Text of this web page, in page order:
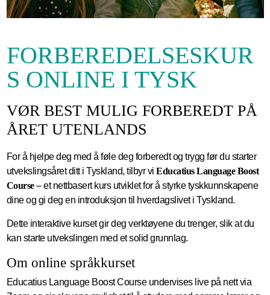
FORBEREDELSESKUR
S ONLINE I TYSK
VØR BEST MULIG FORBEREDT PÅ
ÅRET UTENLANDS
For å hjelpe deg med å føle deg forberedt og trygg før du starter
utvekslingsåret ditt i Tyskland, tilbyr vi Educatius Language Boost
Course– et nettbasert kurs utviklet for å styrke tyskkunnskapene
dine og gi deg en introduksjon til hverdagslivet i Tyskland.
Dette interaktive kurset gir deg verktøyene du trenger, slik at du
kan starte utvekslingen med et solid grunnlag.
Om online språkkurset
Educatius Language Boost Course undervises live på nett via